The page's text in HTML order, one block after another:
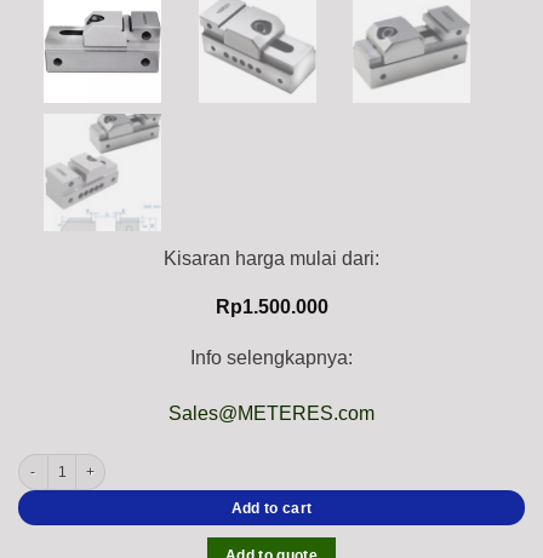
Kisaran harga mulai dari:
Rp1.500.000
Info selengkapnya:
Sales@METERES.com
INSIZE 6516-20 Mini Precision Vise With Step (Alloy steel, HRC58-60) Chuck
Add to cart